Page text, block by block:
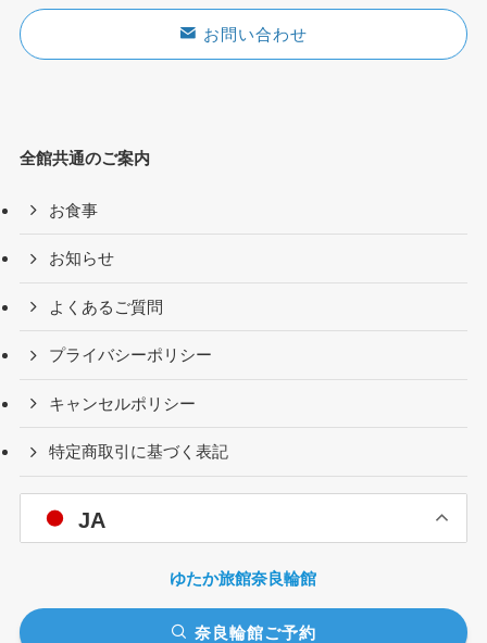
お問い合わせ
全館共通のご案内
お食事
お知らせ
よくあるご質問
プライバシーポリシー
キャンセルポリシー
特定商取引に基づく表記
JA
ゆたか旅館奈良輪館
奈良輪館ご予約